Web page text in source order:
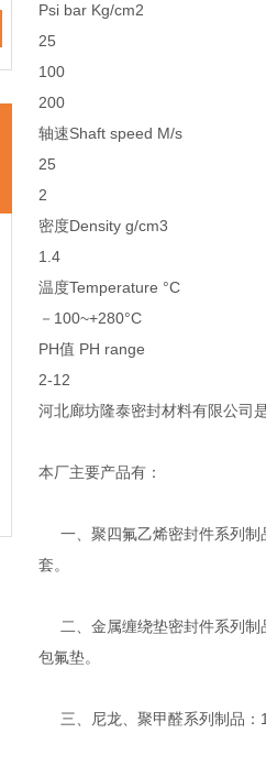
Psi bar Kg/cm2
25
100
200
轴速Shaft speed M/s
25
2
密度Density g/cm3
1.4
温度Temperature °C
－100~+280°C
PH值 PH range
2-12
河北廊坊隆泰密封材料有限公司
本厂主要产品有：
一、聚四氟乙烯密封件系列制
套。
二、金属缠绕垫密封件系列制
包氟垫。
三、尼龙、聚甲醛系列制品：